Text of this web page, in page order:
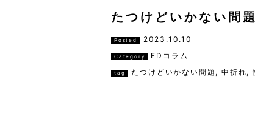
たつけどいかない問
Posted 2023.10.10
Category EDコラム
tag たつけどいかない問題 ,中折れ,